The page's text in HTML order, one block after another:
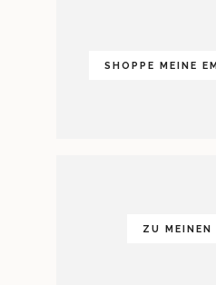
SHOPPE MEINE
ZU MEINEN